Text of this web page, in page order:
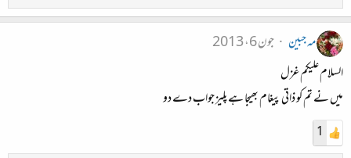
مہ جبین
جون 6، 2013
السلام علیکم غزل
میں نے تم کو ذاتی پیغام بھیجا ہے پلیز جواب دے دو
1